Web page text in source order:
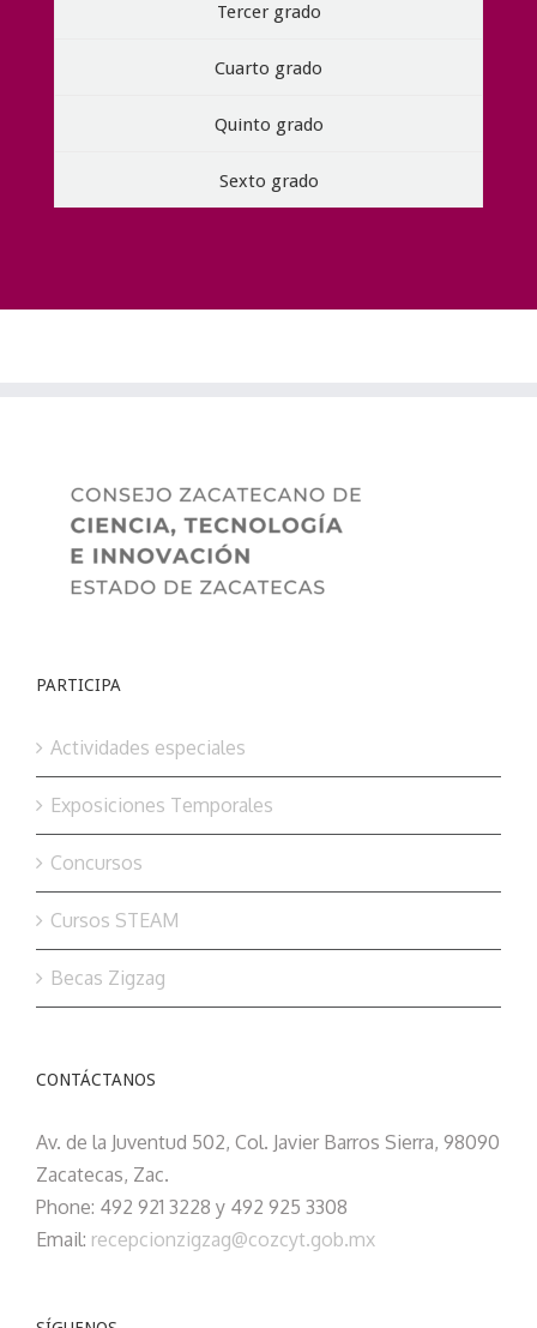
Tercer grado
Cuarto grado
Quinto grado
Sexto grado
PARTICIPA
Actividades especiales
Exposiciones Temporales
Concursos
Cursos STEAM
Becas Zigzag
CONTÁCTANOS
Av. de la Juventud 502, Col. Javier Barros Sierra, 98090
Zacatecas, Zac.
Phone: 492 921 3228 y 492 925 3308
Email: recepcionzigzag@cozcyt.gob.mx